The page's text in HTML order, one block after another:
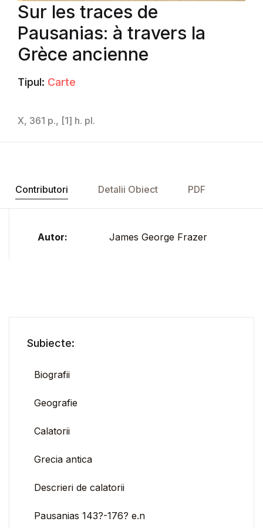
Sur les traces de
Pausanias: à travers la
Grèce ancienne
Tipul: Carte
X, 361 p., [1] h. pl.
Contributori Detalii Obiect PDF
Autor: James George Frazer
Subiecte:
Biografii
Geografie
Calatorii
Grecia antica
Descrieri de calatorii
Pausanias 143?-176? e.n